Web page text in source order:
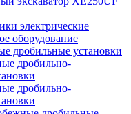
электрические
оборудование
дробильные установки
дробильно-
дробильно-